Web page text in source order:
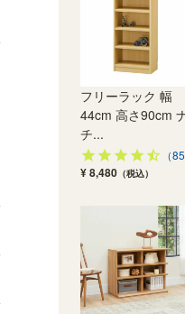
フリーラック 幅
44cm 高さ90cm
チ...
（
¥ 8,480 （税込）